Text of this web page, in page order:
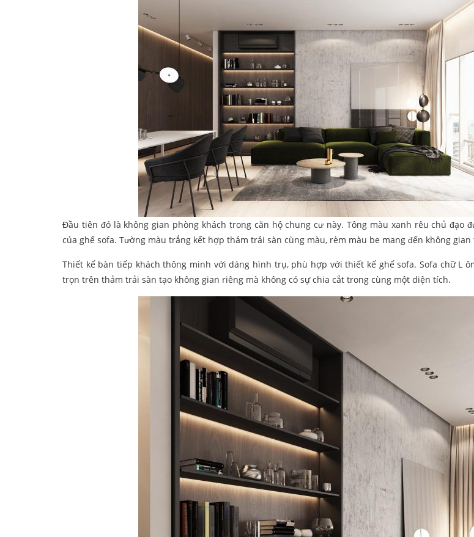
Đầu tiên đó là không gian phòng khách trong căn hộ chung cư này. Tông màu xanh rêu chủ đạo
của ghế sofa. Tường màu trắng kết hợp thảm trải sàn cùng màu, rèm màu be mang đến không
Thiết kế bàn tiếp khách thông minh với dáng hình trụ, phù hợp với thiết kế ghế sofa. Sofa chữ L
trọn trên thảm trải sàn tạo không gian riêng mà không có sự chia cắt trong cùng một diện tích.